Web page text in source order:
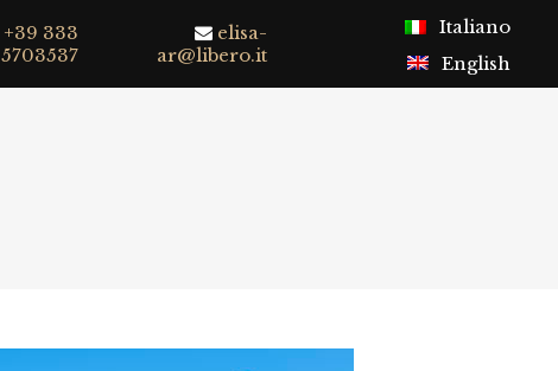
+39 333
5703537
elisa-
ar@libero.it
Italiano
English